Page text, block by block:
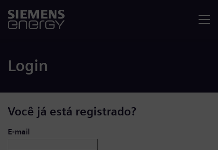
Login
Você já está registrado?
Login: usuário e senha
E-mail